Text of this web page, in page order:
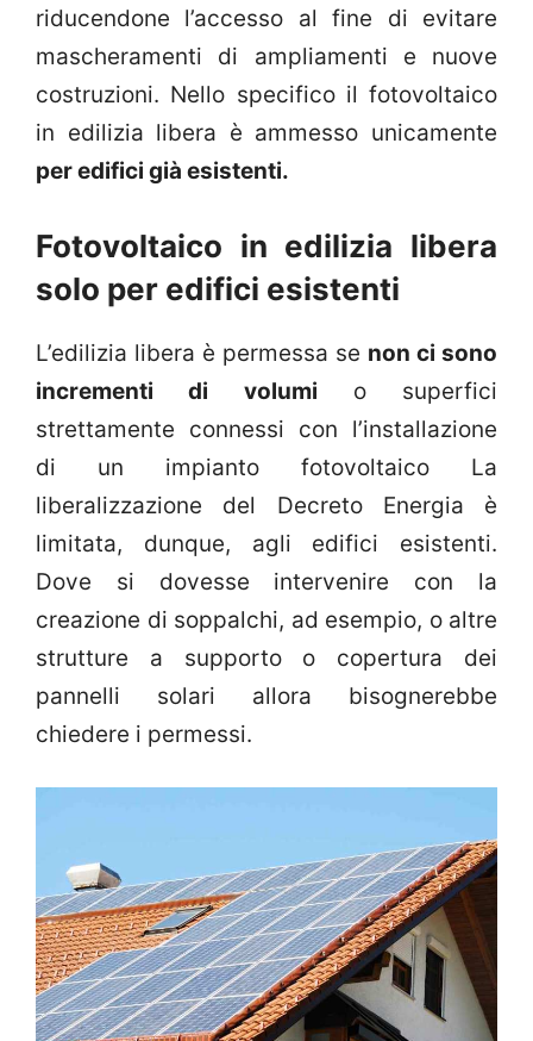
riducendone l’accesso al fine di evitare
mascheramenti di ampliamenti e nuove
costruzioni. Nello specifico il fotovoltaico
in edilizia libera è ammesso unicamente
per edifici già esistenti.
Fotovoltaico in edilizia libera
solo per edifici esistenti
L’edilizia libera è permessa se non ci sono
incrementi di volumi o superfici
strettamente connessi con l’installazione
di un impianto fotovoltaico La
liberalizzazione del Decreto Energia è
limitata, dunque, agli edifici esistenti.
Dove si dovesse intervenire con la
creazione di soppalchi, ad esempio, o altre
strutture a supporto o copertura dei
pannelli solari allora bisognerebbe
chiedere i permessi.